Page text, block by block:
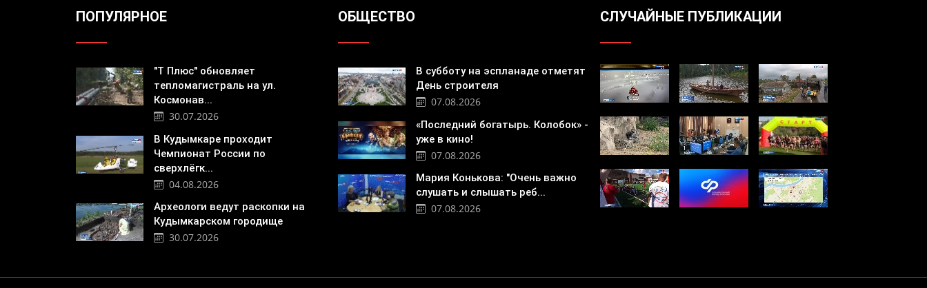
ПОПУЛЯРНОЕ
"Т Плюс" обновляет
тепломагистраль на ул.
Космонав...
30.07.2026
В Кудымкаре проходит
Чемпионат России по
сверхлёгк...
04.08.2026
Археологи ведут раскопки на
Кудымкарском городище
30.07.2026
ОБЩЕСТВО
В субботу на эспланаде отметят
День строителя
07.08.2026
«Последний богатырь. Колобок» -
уже в кино!
07.08.2026
Мария Конькова: "Очень важно
слушать и слышать реб...
07.08.2026
СЛУЧАЙНЫЕ ПУБЛИКАЦИИ